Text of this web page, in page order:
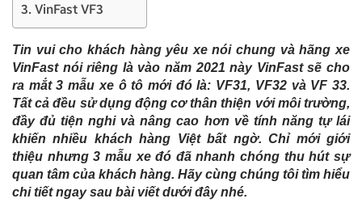
3. VinFast VF3
Tin vui cho khách hàng yêu xe nói chung và hãng xe
VinFast nói riêng là vào năm 2021 này VinFast sẽ cho
ra mắt 3 mẫu xe ô tô mới đó là: VF31, VF32 và VF 33.
Tất cả đều sử dụng động cơ thân thiện với môi trường,
đầy đủ tiện nghi và nâng cao hơn về tính năng tự lái
khiến nhiều khách hàng Việt bất ngờ. Chỉ mới giới
thiệu nhưng 3 mẫu xe đó đã nhanh chóng thu hút sự
quan tâm của khách hàng. Hãy cùng chúng tôi tìm hiểu
chi tiết ngay sau bài viết dưới đây nhé.